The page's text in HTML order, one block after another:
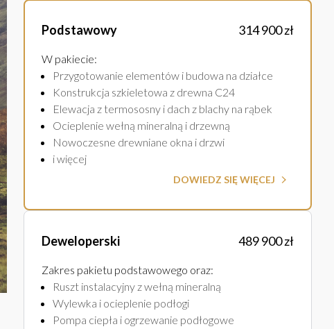
Podstawowy 314 900 zł
W pakiecie:
Przygotowanie elementów i budowa na działce
Konstrukcja szkieletowa z drewna C24
Elewacja z termososny i dach z blachy na rąbek
Ocieplenie wełną mineralną i drzewną
Nowoczesne drewniane okna i drzwi
i więcej
DOWIEDZ SIĘ WIĘCEJ
Deweloperski 489 900 zł
Zakres pakietu podstawowego oraz:
Ruszt instalacyjny z wełną mineralną
Wylewka i ocieplenie podłogi
Pompa ciepła i ogrzewanie podłogowe